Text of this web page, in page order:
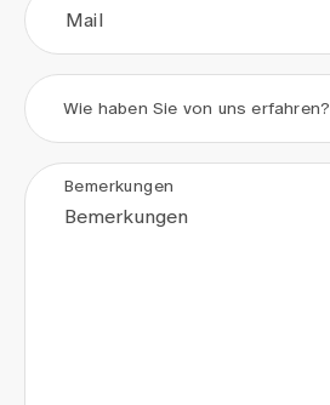
Mail
Wie haben Sie von uns erfahren?
Bemerkungen